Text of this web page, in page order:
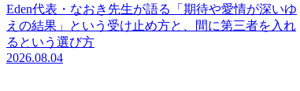
Eden代表・なおき先生が語る「期待や愛情が深いゆ
えの結果」という受け止め方と、間に第三者を入れ
るという選び方
2026.08.04